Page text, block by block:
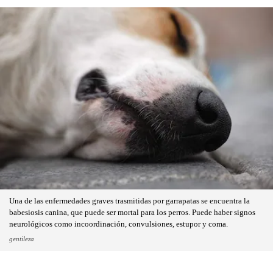
Una de las enfermedades graves trasmitidas por garrapatas se encuentra la
babesiosis canina, que puede ser mortal para los perros. Puede haber signos
neurológicos como incoordinación, convulsiones, estupor y coma.
gentileza